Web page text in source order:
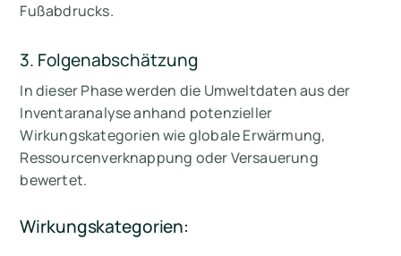
Fußabdrucks.
3. Folgenabschätzung
In dieser Phase werden die Umweltdaten aus der
Inventaranalyse anhand potenzieller
Wirkungskategorien wie globale Erwärmung,
Ressourcenverknappung oder Versauerung
bewertet.
Wirkungskategorien: